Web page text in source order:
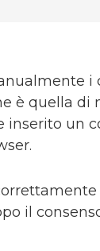
i
è quella
un
il